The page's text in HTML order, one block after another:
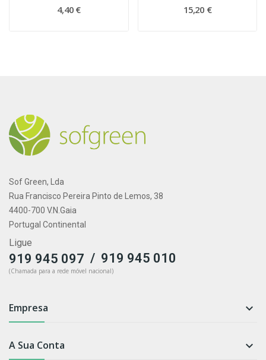
4,40 € 15,20 €
Sof Green, Lda
Rua Francisco Pereira Pinto de Lemos, 38
4400-700 V.N.Gaia
Portugal Continental
Ligue
919 945 097 / 919 945 010
(Chamada para a rede móvel nacional)
Empresa 
A Sua Conta 